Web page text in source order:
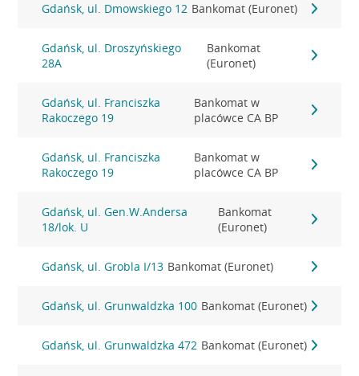
Gdańsk, ul. Dmowskiego 12 Bankomat (Euronet)
Gdańsk, ul. Droszyńskiego
28A
Bankomat
(Euronet)
Gdańsk, ul. Franciszka
Rakoczego 19
Bankomat w
placówce CA BP
Gdańsk, ul. Franciszka
Rakoczego 19
Bankomat w
placówce CA BP
Gdańsk, ul. Gen.W.Andersa
18/lok. U
Bankomat
(Euronet)
Gdańsk, ul. Grobla I/13 Bankomat (Euronet)
Gdańsk, ul. Grunwaldzka 100 Bankomat (Euronet)
Gdańsk, ul. Grunwaldzka 472 Bankomat (Euronet)